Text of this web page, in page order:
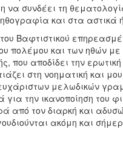
να συνδέει τη
και στα αστικά
Βαφτιστικού
πολέμου και των ηθών
που αποδίδει την
στη νοηματική και
μελωδικών
την ικανοποίηση του
από τον διαρκή και
ακόμη και